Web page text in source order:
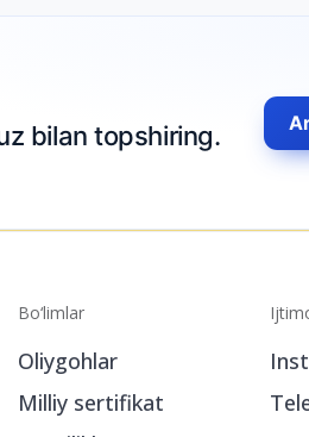
Ariza topshiring
Bo‘limlar
Oliygohlar
Milliy sertifikat